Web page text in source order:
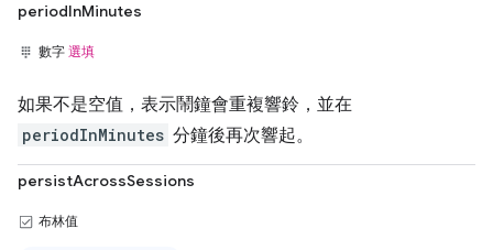
periodInMinutes
數字 選填
如果不是空值，表示鬧鐘會重複響鈴，並在
periodInMinutes 分鐘後再次響起。
persistAcrossSessions
布林值